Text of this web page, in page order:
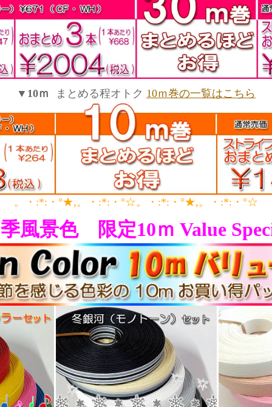
▼10ｍ まとめる程オトク 10ｍ巻の一覧はこちら
。・:*:・°★,。・:*:・°☆。・:*:・°★,。・:*:・°☆
風景色 限定10ｍ Value